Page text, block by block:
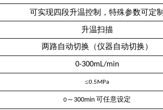
可实现四段升温控制，特殊参数可定制
升温扫描
两路自动切换（仪器自动切换）
0-300mL/min
≤0.5MPa
0～ 300min 可任意设定